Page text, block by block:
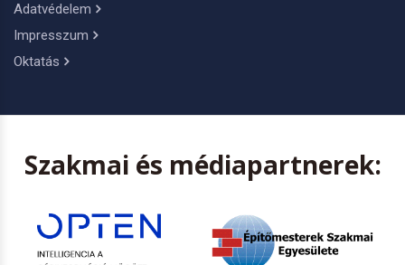
Adatvédelem
Impresszum
Oktatás
Szakmai és médiapartnerek: